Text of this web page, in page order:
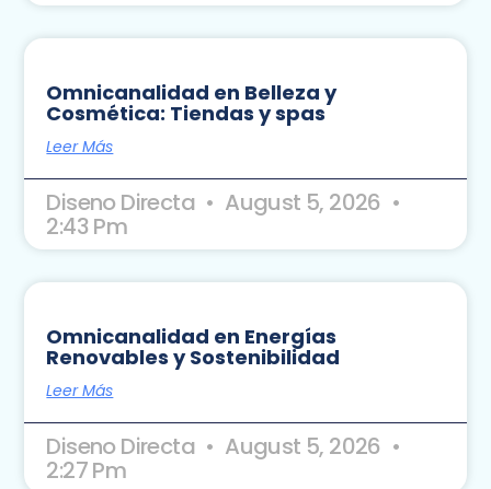
Omnicanalidad en Belleza y
Cosmética: Tiendas y spas
Leer Más
Diseno Directa August 5, 2026
2:43 Pm
Omnicanalidad en Energías
Renovables y Sostenibilidad
Leer Más
Diseno Directa August 5, 2026
2:27 Pm